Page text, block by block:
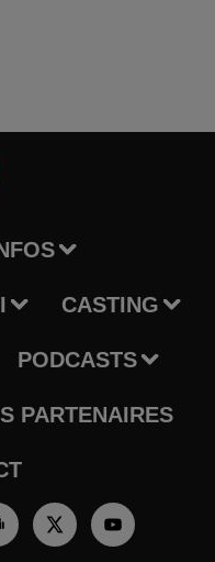
CASTING
PODCASTS
PARTENAIRES